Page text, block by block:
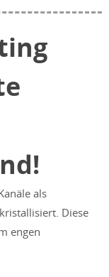
als
Diese
engen